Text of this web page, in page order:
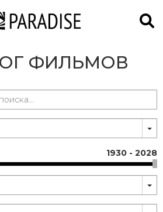
ФИЛЬМОВ
1930 - 2028